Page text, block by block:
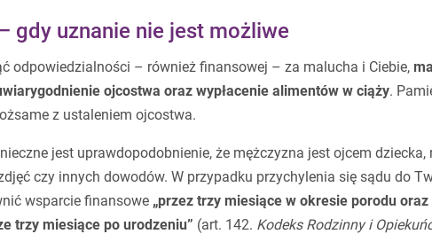
gdy uznanie nie jest możliwe
odpowiedzialności – również finansowej – za malucha i Ciebie,
ojcostwa oraz wypłacenie alimentów w ciąży.
z ustaleniem ojcostwa.
jest uprawdopodobnienie, że mężczyzna jest ojcem dziecka,
czy innych dowodów. W przypadku przychylenia się sądu do
wsparcie finansowe „przez trzy miesiące w okresie porodu oraz
trzy miesiące po urodzeniu” (art. 142. Kodeks Rodzinny i